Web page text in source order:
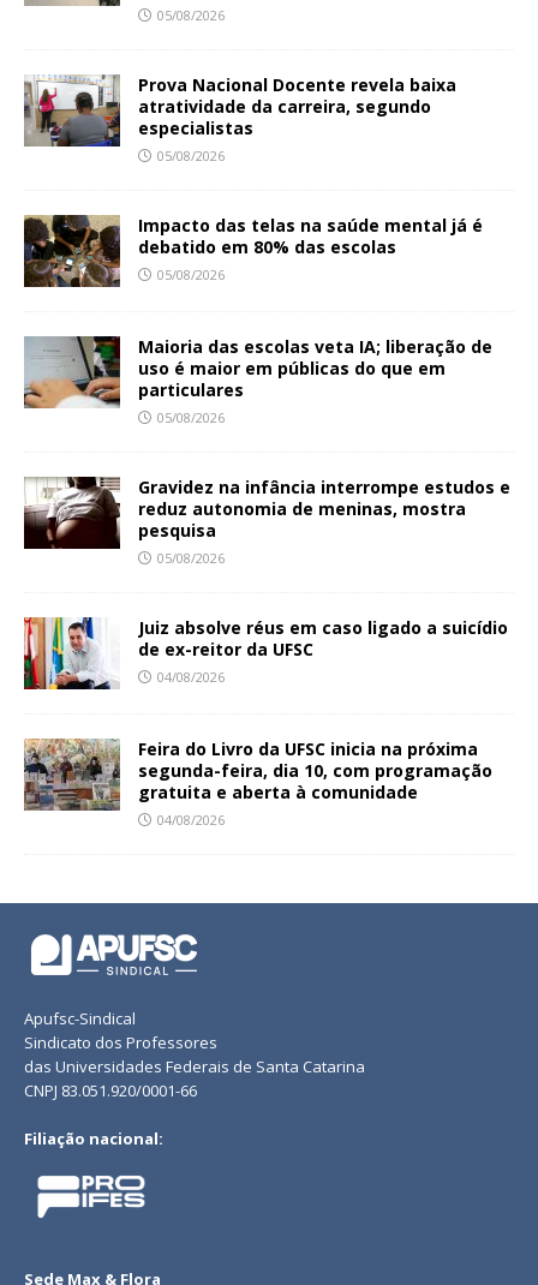
05/08/2026
Prova Nacional Docente revela baixa
atratividade da carreira, segundo
especialistas
05/08/2026
Impacto das telas na saúde mental já é
debatido em 80% das escolas
05/08/2026
Maioria das escolas veta IA; liberação de
uso é maior em públicas do que em
particulares
05/08/2026
Gravidez na infância interrompe estudos e
reduz autonomia de meninas, mostra
pesquisa
05/08/2026
Juiz absolve réus em caso ligado a suicídio
de ex-reitor da UFSC
04/08/2026
Feira do Livro da UFSC inicia na próxima
segunda-feira, dia 10, com programação
gratuita e aberta à comunidade
04/08/2026
Apufsc-Sindical
Sindicato dos Professores
das Universidades Federais de Santa Catarina
CNPJ 83.051.920/0001-66
Filiação nacional:
Sede Max & Flora